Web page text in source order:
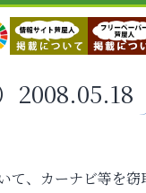
2008.05.18
て、カーナビ等を窃